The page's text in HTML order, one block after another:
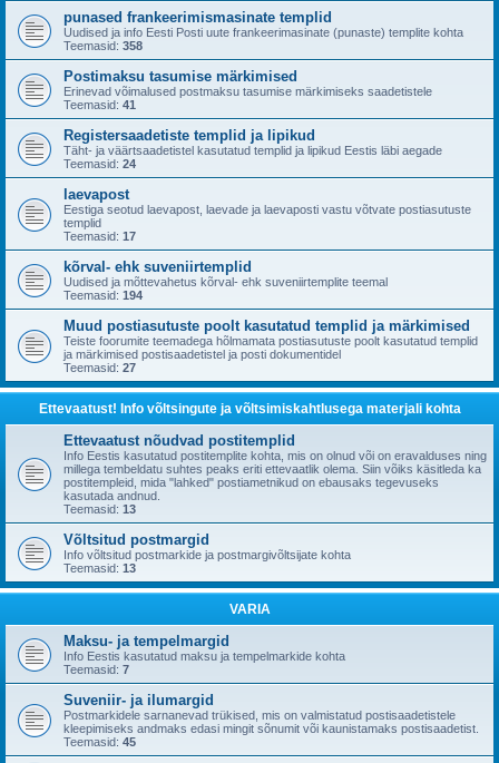
punased frankeerimismasinate templid
Uudised ja info Eesti Posti uute frankeerimasinate (punaste) templite kohta
Teemasid: 358
Postimaksu tasumise märkimised
Erinevad võimalused postmaksu tasumise märkimiseks saadetistele
Teemasid: 41
Registersaadetiste templid ja lipikud
Täht- ja väärtsaadetistel kasutatud templid ja lipikud Eestis läbi aegade
Teemasid: 24
laevapost
Eestiga seotud laevapost, laevade ja laevaposti vastu võtvate postiasutuste
templid
Teemasid: 17
kõrval- ehk suveniirtemplid
Uudised ja mõttevahetus kõrval- ehk suveniirtemplite teemal
Teemasid: 194
Muud postiasutuste poolt kasutatud templid ja märkimised
Teiste foorumite teemadega hõlmamata postiasutuste poolt kasutatud templid
ja märkimised postisaadetistel ja posti dokumentidel
Teemasid: 27
Ettevaatust! Info võltsingute ja võltsimiskahtlusega materjali kohta
Ettevaatust nõudvad postitemplid
Info Eestis kasutatud postitemplite kohta, mis on olnud või on eravalduses ning
millega tembeldatu suhtes peaks eriti ettevaatlik olema. Siin võiks käsitleda ka
postitempleid, mida "lahked" postiametnikud on ebausaks tegevuseks
kasutada andnud.
Teemasid: 13
Võltsitud postmargid
Info võltsitud postmarkide ja postmargivõltsijate kohta
Teemasid: 13
VARIA
Maksu- ja tempelmargid
Info Eestis kasutatud maksu ja tempelmarkide kohta
Teemasid: 7
Suveniir- ja ilumargid
Postmarkidele sarnanevad trükised, mis on valmistatud postisaadetistele
kleepimiseks andmaks edasi mingit sõnumit või kaunistamaks postisaadetist.
Teemasid: 45